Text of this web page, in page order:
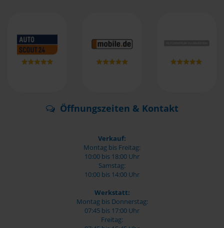
Öffnungszeiten & Kontakt
Verkauf:
Montag bis Freitag:
10:00 bis 18:00 Uhr
Samstag:
10:00 bis 14:00 Uhr
Werkstatt:
Montag bis Donnerstag:
07:45 bis 17:00 Uhr
Freitag: